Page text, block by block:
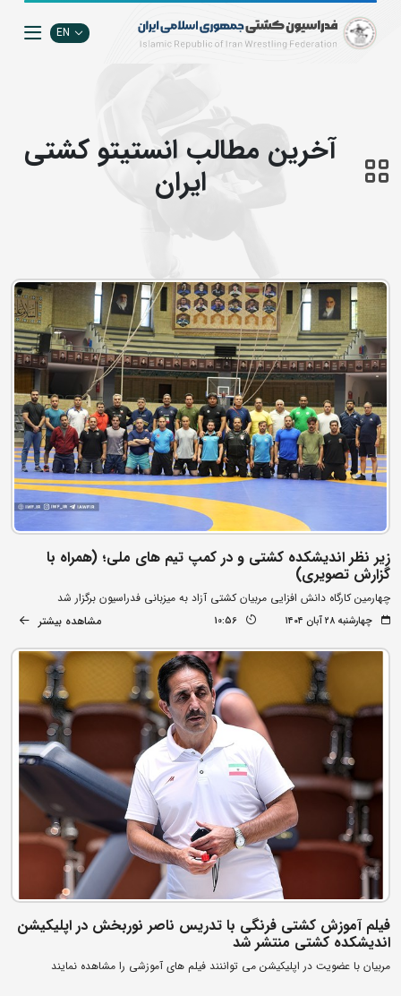
EN
آخرین مطالب انستيتو كشتي
ايران
زیر نظر اندیشکده کشتی و در کمپ تیم های ملی؛ (همراه با
گزارش تصویری)
چهارمین کارگاه دانش افزایی مربیان کشتی آزاد به میزبانی فدراسیون برگزار شد
چهارشنبه ۲۸ آبان ۱۴۰۴ 10:56 مشاهده بیشتر
فیلم آموزش کشتی فرنگی با تدریس ناصر نوربخش در اپلیکیشن
اندیشکده کشتی منتشر شد
مربیان با عضویت در اپلیکیشن می تواننند فیلم های آموزشی را مشاهده نمایند